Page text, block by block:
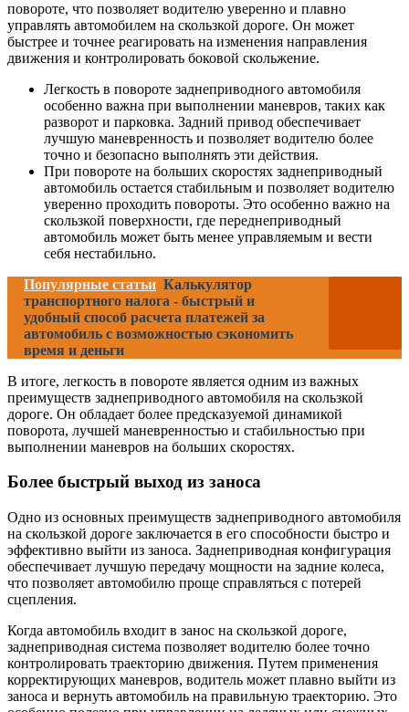
повороте, что позволяет водителю уверенно и плавно
управлять автомобилем на скользкой дороге. Он может
быстрее и точнее реагировать на изменения направления
движения и контролировать боковой скольжение.
Легкость в повороте заднеприводного автомобиля
особенно важна при выполнении маневров, таких как
разворот и парковка. Задний привод обеспечивает
лучшую маневренность и позволяет водителю более
точно и безопасно выполнять эти действия.
При повороте на больших скоростях заднеприводный
автомобиль остается стабильным и позволяет водителю
уверенно проходить повороты. Это особенно важно на
скользкой поверхности, где переднеприводный
автомобиль может быть менее управляемым и вести
себя нестабильно.
Популярные статьи Калькулятор
транспортного налога - быстрый и
удобный способ расчета платежей за
автомобиль с возможностью сэкономить
время и деньги
В итоге, легкость в повороте является одним из важных
преимуществ заднеприводного автомобиля на скользкой
дороге. Он обладает более предсказуемой динамикой
поворота, лучшей маневренностью и стабильностью при
выполнении маневров на больших скоростях.
Более быстрый выход из заноса
Одно из основных преимуществ заднеприводного автомобиля
на скользкой дороге заключается в его способности быстро и
эффективно выйти из заноса. Заднеприводная конфигурация
обеспечивает лучшую передачу мощности на задние колеса,
что позволяет автомобилю проще справляться с потерей
сцепления.
Когда автомобиль входит в занос на скользкой дороге,
заднеприводная система позволяет водителю более точно
контролировать траекторию движения. Путем применения
корректирующих маневров, водитель может плавно выйти из
заноса и вернуть автомобиль на правильную траекторию. Это